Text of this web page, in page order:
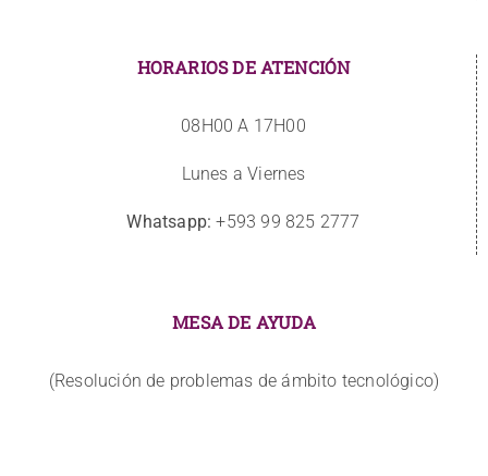
HORARIOS DE ATENCIÓN
08H00 A 17H00
Lunes a Viernes
Whatsapp: +593 99 825 2777
MESA DE AYUDA
(Resolución de problemas de ámbito tecnológico)